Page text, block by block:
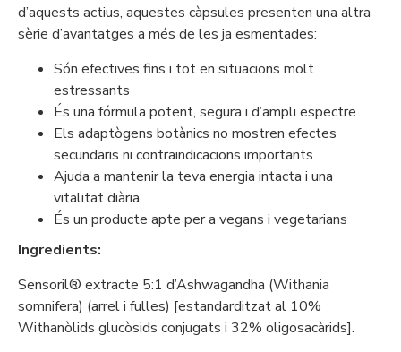
d’aquests actius, aquestes càpsules presenten una altra
sèrie d’avantatges a més de les ja esmentades:
Són efectives fins i tot en situacions molt
estressants
És una fórmula potent, segura i d’ampli espectre
Els adaptògens botànics no mostren efectes
secundaris ni contraindicacions importants
Ajuda a mantenir la teva energia intacta i una
vitalitat diària
És un producte apte per a vegans i vegetarians
Ingredients:
Sensoril® extracte 5:1 d’Ashwagandha (Withania
somnifera) (arrel i fulles) [estandarditzat al 10%
Withanòlids glucòsids conjugats i 32% oligosacàrids].